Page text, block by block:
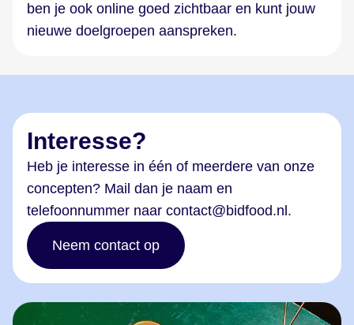
ben je ook online goed zichtbaar en kunt jouw
nieuwe doelgroepen aanspreken.
Interesse?
Heb je interesse in één of meerdere van onze
concepten? Mail dan je naam en
telefoonnummer naar contact@bidfood.nl.
Neem contact op